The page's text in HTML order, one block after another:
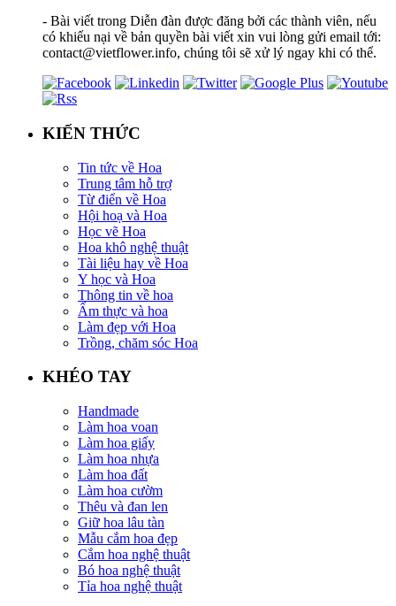
- Bài viết trong Diễn đàn được đăng bởi các thành viên, nếu
có khiếu nại về bản quyền bài viết xin vui lòng gửi email tới:
contact@vietflower.info, chúng tôi sẽ xử lý ngay khi có thể.
KIẾN THỨC
Tin tức về Hoa
Trung tâm hỗ trợ
Từ điển về Hoa
Hội hoạ và Hoa
Học vẽ Hoa
Hoa khô nghệ thuật
Tài liệu hay về Hoa
Y học và Hoa
Thông tin về hoa
Ẩm thực và hoa
Làm đẹp với Hoa
Trồng, chăm sóc Hoa
KHÉO TAY
Handmade
Làm hoa voan
Làm hoa giấy
Làm hoa nhựa
Làm hoa đất
Làm hoa cườm
Thêu và đan len
Giữ hoa lâu tàn
Mẫu cắm hoa đẹp
Cắm hoa nghệ thuật
Bó hoa nghệ thuật
Tỉa hoa nghệ thuật